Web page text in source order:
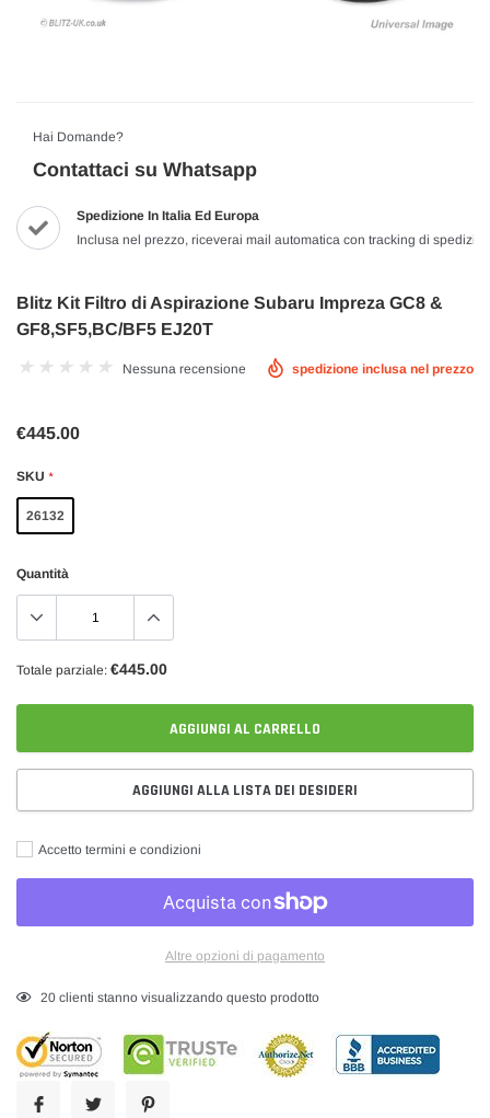
Hai Domande?
Contattaci su Whatsapp
Spedizione In Italia Ed Europa
Inclusa nel prezzo, riceverai mail automatica con tracking di
Blitz Kit Filtro di Aspirazione Subaru Impreza GC8 &
GF8,SF5,BC/BF5 EJ20T
Nessuna recensione spedizione inclusa nel prezzo
€445.00
SKU *
26132
Quantità
Totale parziale: €445.00
AGGIUNGI AL CARRELLO
AGGIUNGI ALLA LISTA DEI DESIDERI
Accetto termini e condizioni
Altre opzioni di pagamento
Inserimento
prodotto
nel
20 clienti stanno visualizzando questo prodotto